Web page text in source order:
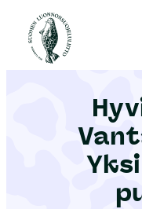
Etusivu